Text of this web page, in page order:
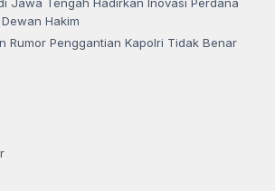
Jawa Tengah Hadirkan Inovasi Perdana
Hakim
Rumor Penggantian Kapolri Tidak Benar